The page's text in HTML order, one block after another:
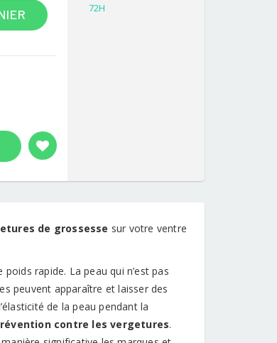
72H
de grossesse sur votre ventre
rapide. La peau qui n’est pas
peuvent apparaître et laisser des
de la peau pendant la
contre les vergetures.